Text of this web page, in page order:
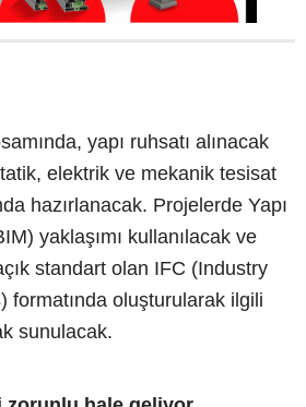
yapı ruhsatı alınacak
elektrik ve mekanik tesisat
hazırlanacak. Projelerde Yapı
yaklaşımı kullanılacak ve
standart olan IFC (Industry
formatında oluşturularak ilgili
sunulacak.